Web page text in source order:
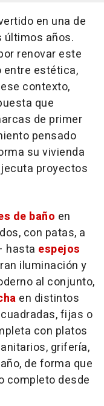
en una de
últimos años.
renovar este
entre estética,
contexto,
que
de primer
pensado
su vivienda
proyectos
de baño en
con patas, a
hasta espejos
iluminación y
al conjunto,
en distintos
fijas o
con platos
grifería,
de forma que
completo desde